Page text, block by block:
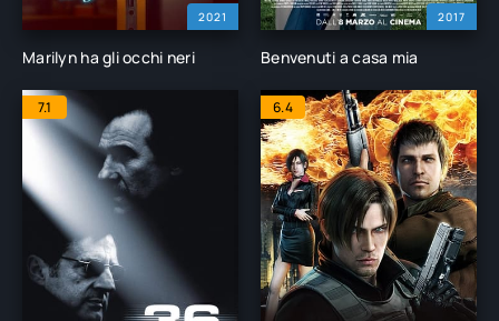
2021
Marilyn ha gli occhi neri
2017
Benvenuti a casa mia
7.1 6.4